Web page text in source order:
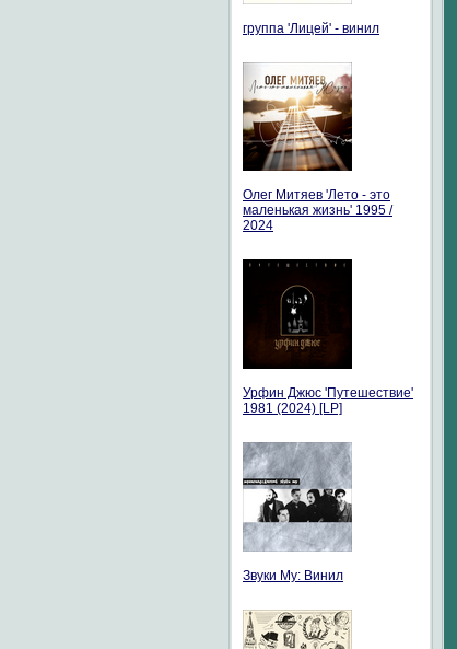
группа 'Лицей' - винил
Олег Митяев 'Лето - это
маленькая жизнь' 1995 /
2024
Урфин Джюс 'Путешествие'
1981 (2024) [LP]
Звуки Му: Винил